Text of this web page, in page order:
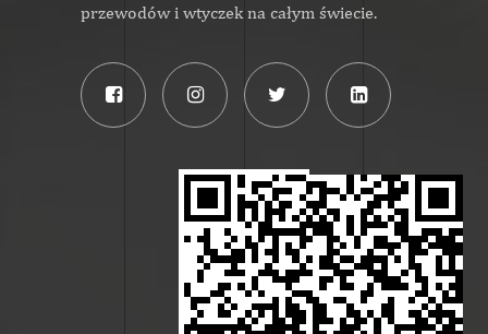
przewodów i wtyczek na całym świecie.